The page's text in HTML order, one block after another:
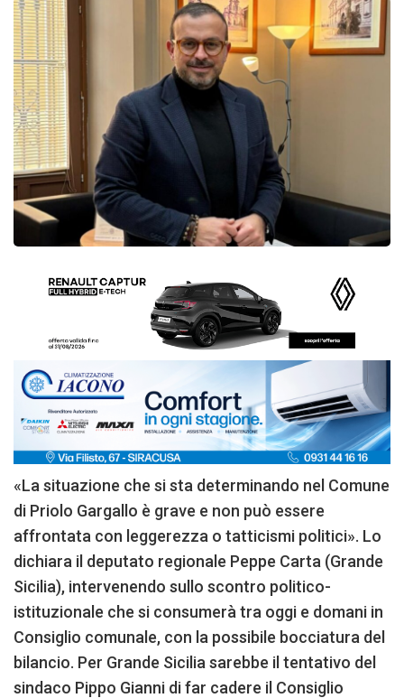
«La situazione che si sta determinando nel Comune
di Priolo Gargallo è grave e non può essere
affrontata con leggerezza o tatticismi politici». Lo
dichiara il deputato regionale Peppe Carta (Grande
Sicilia), intervenendo sullo scontro politico-
istituzionale che si consumerà tra oggi e domani in
Consiglio comunale, con la possibile bocciatura del
bilancio. Per Grande Sicilia sarebbe il tentativo del
sindaco Pippo Gianni di far cadere il Consiglio